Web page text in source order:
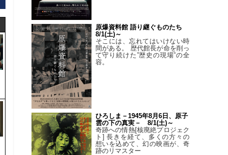
原爆資料館 語り継ぐものたち
8/1(土)～
そこには、忘れてはいけない時
間がある。 歴代館長が命を削っ
て守り続けた”歴史の現場”の全
容。
ひろしま－1945年8月6日、原子
雲の下の真実－ 8/1(土)～
奇跡への情熱[核廃絶プロジェク
ト] 長きを経て、多くの方々の
想いを込めて、幻の映画が、奇
跡のリマスター